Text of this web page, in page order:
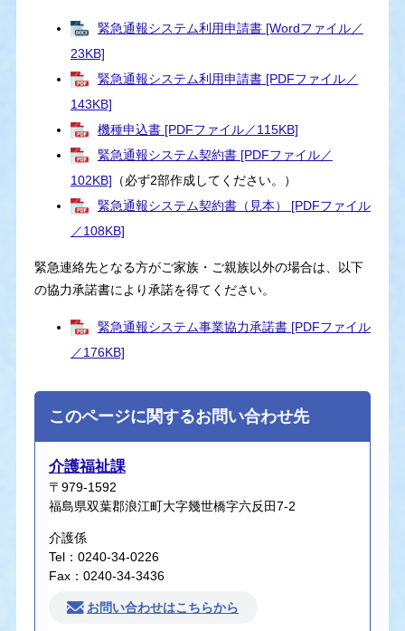
緊急通報システム利用申請書 [Wordファイル／
23KB]
緊急通報システム利用申請書 [PDFファイル／
143KB]
機種申込書 [PDFファイル／115KB]
緊急通報システム契約書 [PDFファイル／
102KB] （必ず2部作成してください。）
緊急通報システム契約書（見本） [PDFファイル
／108KB]
緊急連絡先となる方がご家族・ご親族以外の場合は、以下
の協力承諾書により承諾を得てください。
緊急通報システム事業協力承諾書 [PDFファイル
／176KB]
このページに関するお問い合わせ先
介護福祉課
〒979-1592
福島県双葉郡浪江町大字幾世橋字六反田7-2
介護係
Tel：0240-34-0226
Fax：0240-34-3436
お問い合わせはこちらから